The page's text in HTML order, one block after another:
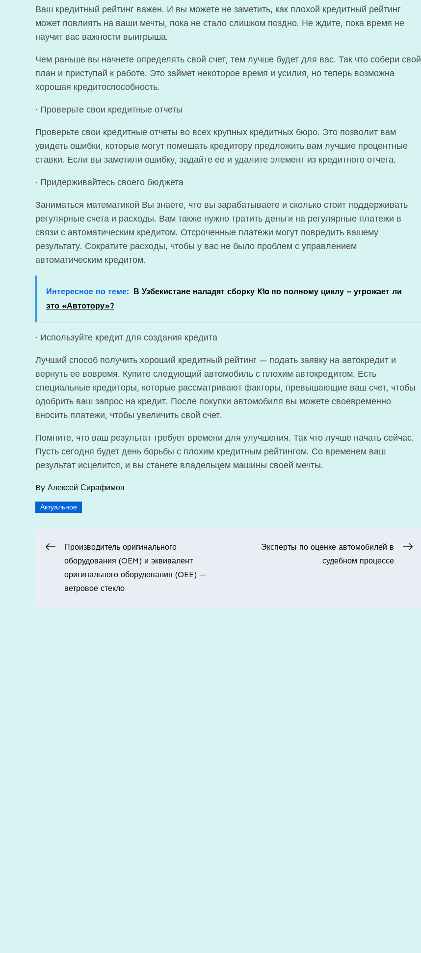
Ваш кредитный рейтинг важен. И вы можете не заметить, как плохой кредитный рейтинг
может повлиять на ваши мечты, пока не стало слишком поздно. Не ждите, пока время не
научит вас важности выигрыша.
Чем раньше вы начнете определять свой счет, тем лучше будет для вас. Так что собери свой
план и приступай к работе. Это займет некоторое время и усилия, но теперь возможна
хорошая кредитоспособность.
· Проверьте свои кредитные отчеты
Проверьте свои кредитные отчеты во всех крупных кредитных бюро. Это позволит вам
увидеть ошибки, которые могут помешать кредитору предложить вам лучшие процентные
ставки. Если вы заметили ошибку, задайте ее и удалите элемент из кредитного отчета.
· Придерживайтесь своего бюджета
Заниматься математикой Вы знаете, что вы зарабатываете и сколько стоит поддерживать
регулярные счета и расходы. Вам также нужно тратить деньги на регулярные платежи в
связи с автоматическим кредитом. Отсроченные платежи могут повредить вашему
результату. Сократите расходы, чтобы у вас не было проблем с управлением
автоматическим кредитом.
Интересное по теме: В Узбекистане наладят сборку Kia по полному циклу – угрожает ли
это «Автотору»?
· Используйте кредит для создания кредита
Лучший способ получить хороший кредитный рейтинг — подать заявку на автокредит и
вернуть ее вовремя. Купите следующий автомобиль с плохим автокредитом. Есть
специальные кредиторы, которые рассматривают факторы, превышающие ваш счет, чтобы
одобрить ваш запрос на кредит. После покупки автомобиля вы можете своевременно
вносить платежи, чтобы увеличить свой счет.
Помните, что ваш результат требует времени для улучшения. Так что лучше начать сейчас.
Пусть сегодня будет день борьбы с плохим кредитным рейтингом. Со временем ваш
результат исцелится, и вы станете владельцем машины своей мечты.
By Алексей Сирафимов
Актуальное
Навигация
по
Производитель оригинального
оборудования (OEM) и эквивалент
оригинального оборудования (OEE) —
ветровое стекло
Эксперты по оценке автомобилей в
судебном процессе